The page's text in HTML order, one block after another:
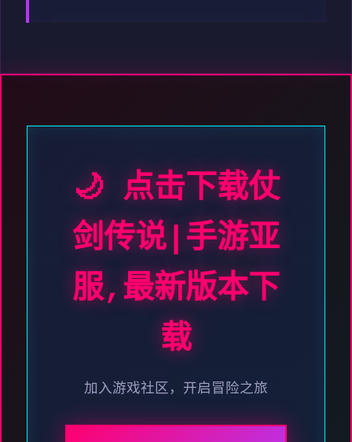
🌙 点击下载仗
剑传说|手游亚
服,最新版本下
载
加入游戏社区，开启冒险之旅